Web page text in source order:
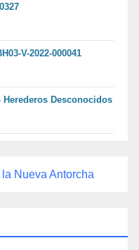
V-2022-000041
Herederos Desconocidos